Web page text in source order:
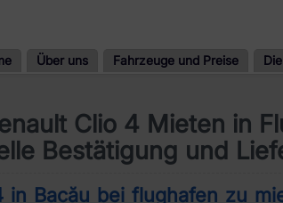
Über uns Fahrzeuge und Preise
Clio 4 Mieten in
Bestätigung und
in Bacău bei flughafen zu